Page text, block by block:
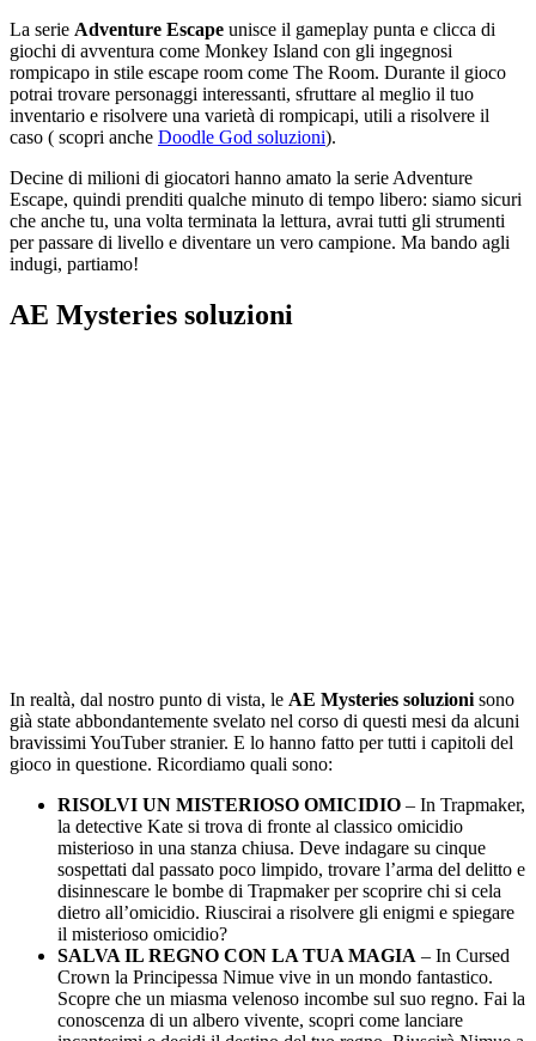
La serie Adventure Escape unisce il gameplay punta e clicca di
giochi di avventura come Monkey Island con gli ingegnosi
rompicapo in stile escape room come The Room. Durante il gioco
potrai trovare personaggi interessanti, sfruttare al meglio il tuo
inventario e risolvere una varietà di rompicapi, utili a risolvere il
caso ( scopri anche Doodle God soluzioni).
Decine di milioni di giocatori hanno amato la serie Adventure
Escape, quindi prenditi qualche minuto di tempo libero: siamo sicuri
che anche tu, una volta terminata la lettura, avrai tutti gli strumenti
per passare di livello e diventare un vero campione. Ma bando agli
indugi, partiamo!
AE Mysteries soluzioni
In realtà, dal nostro punto di vista, le AE Mysteries soluzioni sono
già state abbondantemente svelato nel corso di questi mesi da alcuni
bravissimi YouTuber stranier. E lo hanno fatto per tutti i capitoli del
gioco in questione. Ricordiamo quali sono:
RISOLVI UN MISTERIOSO OMICIDIO – In Trapmaker,
la detective Kate si trova di fronte al classico omicidio
misterioso in una stanza chiusa. Deve indagare su cinque
sospettati dal passato poco limpido, trovare l’arma del delitto e
disinnescare le bombe di Trapmaker per scoprire chi si cela
dietro all’omicidio. Riuscirai a risolvere gli enigmi e spiegare
il misterioso omicidio?
SALVA IL REGNO CON LA TUA MAGIA – In Cursed
Crown la Principessa Nimue vive in un mondo fantastico.
Scopre che un miasma velenoso incombe sul suo regno. Fai la
conoscenza di un albero vivente, scopri come lanciare